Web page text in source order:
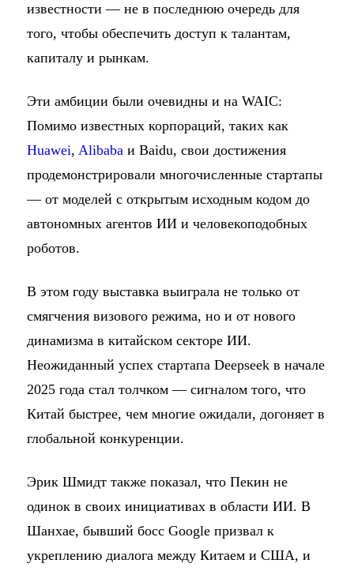
известности — не в последнюю очередь для
того, чтобы обеспечить доступ к талантам,
капиталу и рынкам.
Эти амбиции были очевидны и на WAIC:
Помимо известных корпораций, таких как
Huawei, Alibabaи Baidu, свои достижения
продемонстрировали многочисленные стартапы
— от моделей с открытым исходным кодом до
автономных агентов ИИ и человекоподобных
роботов.
В этом году выставка выиграла не только от
смягчения визового режима, но и от нового
динамизма в китайском секторе ИИ.
Неожиданный успех стартапа Deepseek в начале
2025 года стал толчком — сигналом того, что
Китай быстрее, чем многие ожидали, догоняет в
глобальной конкуренции.
Эрик Шмидт также показал, что Пекин не
одинок в своих инициативах в области ИИ. В
Шанхае, бывший босс Google призвал к
укреплению диалога между Китаем и США, и